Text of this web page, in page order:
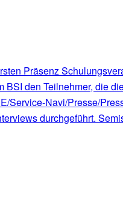
Präsenz
BSI den Teilnehmer, die
Service-Navi/Presse/
durchgeführt.